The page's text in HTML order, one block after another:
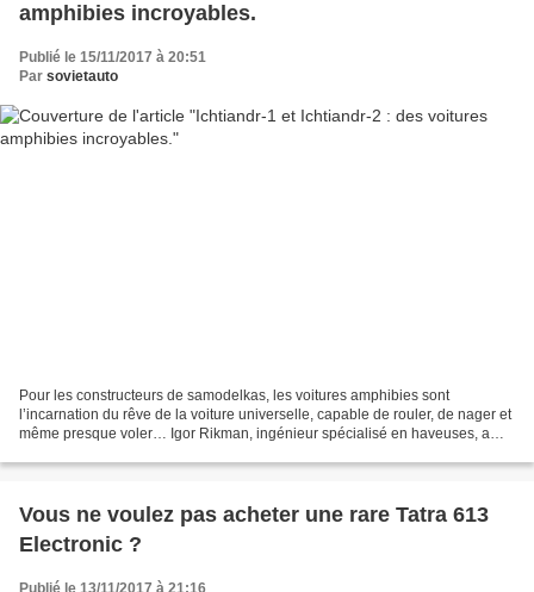
amphibies incroyables.
Publié le 15/11/2017 à 20:51
Par sovietauto
Pour les constructeurs de samodelkas, les voitures amphibies sont
l’incarnation du rêve de la voiture universelle, capable de rouler, de nager et
même presque voler… Igor Rikman, ingénieur spécialisé en haveuses, a
Vous ne voulez pas acheter une rare Tatra 613
Electronic ?
Publié le 13/11/2017 à 21:16